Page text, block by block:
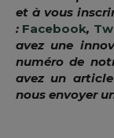
et à vous
: Facebook,
avez une
numéro de
avez un
nous envoyer